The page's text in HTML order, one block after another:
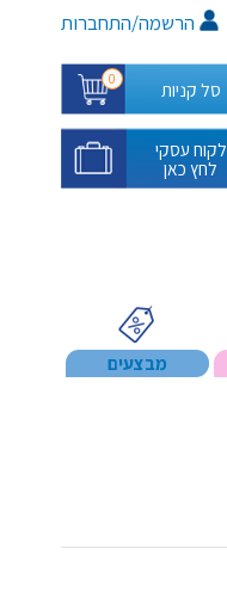
הרשמה/התחברות
סל קניות 0
לקוח עסקי
לחץ כאן
מבצעים